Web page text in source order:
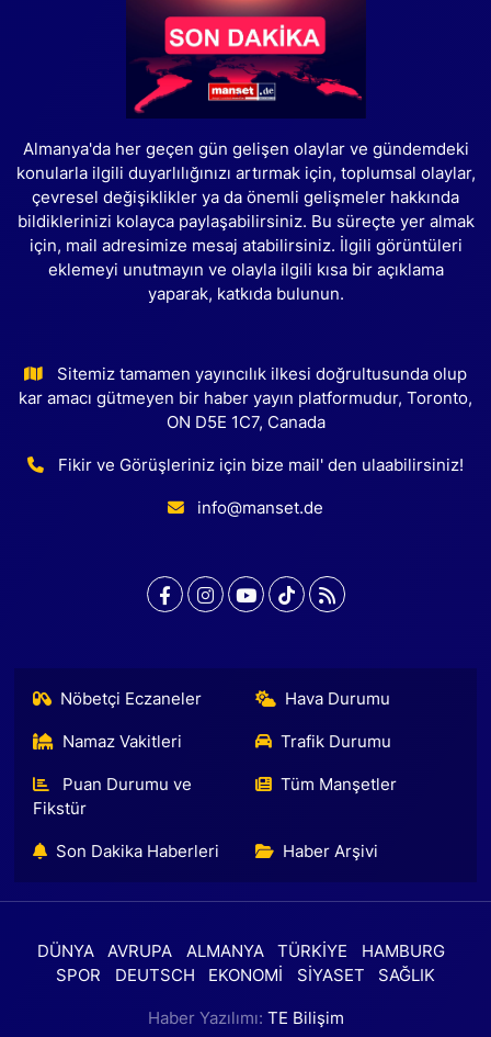
Almanya'da her geçen gün gelişen olaylar ve gündemdeki
konularla ilgili duyarlılığınızı artırmak için, toplumsal olaylar,
çevresel değişiklikler ya da önemli gelişmeler hakkında
bildiklerinizi kolayca paylaşabilirsiniz. Bu süreçte yer almak
için, mail adresimize mesaj atabilirsiniz. İlgili görüntüleri
eklemeyi unutmayın ve olayla ilgili kısa bir açıklama
yaparak, katkıda bulunun.
Sitemiz tamamen yayıncılık ilkesi doğrultusunda olup
kar amacı gütmeyen bir haber yayın platformudur, Toronto,
ON D5E 1C7, Canada
Fikir ve Görüşleriniz için bize mail' den ulaabilirsiniz!
info@manset.de
Nöbetçi Eczaneler Hava Durumu
Namaz Vakitleri Trafik Durumu
Puan Durumu ve
Fikstür
Tüm Manşetler
Son Dakika Haberleri Haber Arşivi
DÜNYA AVRUPA ALMANYA TÜRKİYE
HAMBURG
SPOR
DEUTSCH EKONOMİ SİYASET SAĞLIK
Haber Yazılımı: TE Bilişim